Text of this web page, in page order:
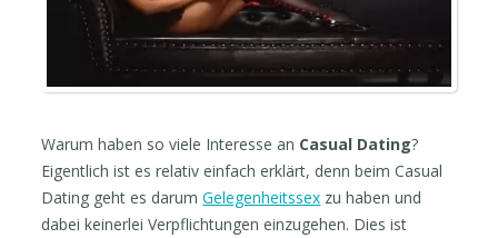
Warum haben so viele Interesse an Casual Dating?
Eigentlich ist es relativ einfach erklärt, denn beim Casual
Dating geht es darumGelegenheitssex zu haben und
dabei keinerlei Verpflichtungen einzugehen. Dies ist